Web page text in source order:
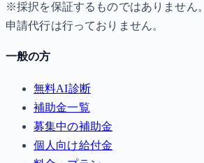
※採択を保証するものではありません。
申請代行は行っておりません。
一般の方
無料AI診断
補助金一覧
募集中の補助金
個人向け給付金